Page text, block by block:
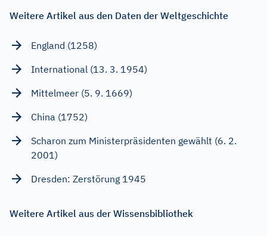
Weitere Artikel aus den Daten der Weltgeschichte
England (1258)
International (13. 3. 1954)
Mittelmeer (5. 9. 1669)
China (1752)
Scharon zum Ministerpräsidenten gewählt (6. 2.
2001)
Dresden: Zerstörung 1945
Weitere Artikel aus der Wissensbibliothek